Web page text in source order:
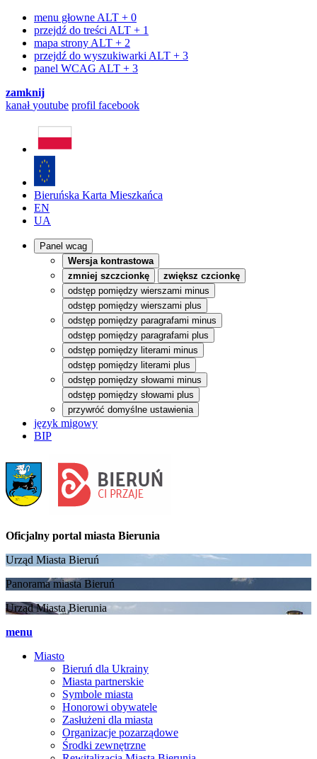
menu głowne ALT + 0
przejdź do treści ALT + 1
mapa strony ALT + 2
przejdź do wyszukiwarki ALT + 3
panel WCAG ALT + 3
zamknij
kanałyoutube profil facebook
Bieruńska Karta Mieszkańca
EN
UA
Panel wcag
Wersja kontrastowa
zmniej szczcionkę
zwiększ czcionkę
odstęp pomiędzy wierszami minus
odstęp pomiędzy wierszami plus
odstęp pomiędzy paragrafami minus
odstęp pomiędzy paragrafami plus
odstęp pomiędzy literami minus
odstęp pomiędzy literami plus
odstęp pomiędzy słowami minus
odstęp pomiędzy słowami plus
przywróć domyślne ustawienia
język migowy
BIP
Oficjalny portal miasta Bierunia
Urząd Miasta Bieruń
Panorama miasta Bieruń
Urząd Miasta Bierunia
menu
Miasto
Bieruń dla Ukrainy
Miasta partnerskie
Symbole miasta
Honorowi obywatele
Zasłużeni dla miasta
Organizacje pozarządowe
Środki zewnętrzne